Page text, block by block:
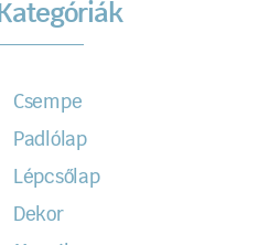
Kategóriák
Csempe
Padlólap
Lépcsőlap
Dekor